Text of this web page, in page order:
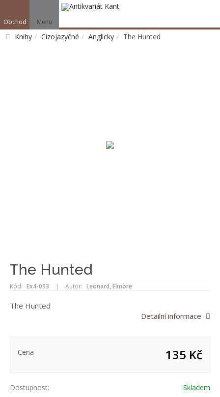
Obchod Menu
Knihy Cizojazyčné Anglicky The Hunted
The Hunted
Kód: Ex4-093 | Autor: Leonard, Elmore
The Hunted
Detailní informace
Cena 135 Kč
Dostupnost: Skladem